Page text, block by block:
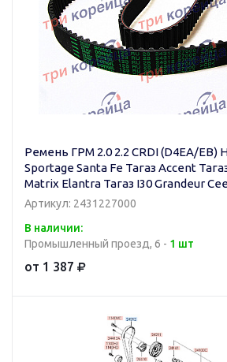
Ремень ГРМ 2.0 2.2 CRDI (D4EA/EB)
Sportage Santa Fe Тагаз Accent
Matrix Elantra Тагаз I30 Grandeur
Артикул: 2431227000
В наличии:
Промышленный проезд, 6 - 1 шт
от 1 387